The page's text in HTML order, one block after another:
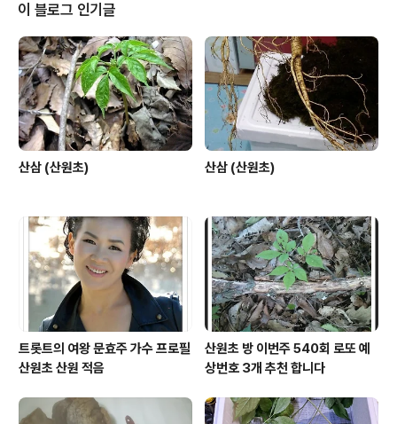
이 블로그 인기글
산삼 (산원초) 산삼 (산원초)
트롯트의 여왕 문효주 가수 프로필
산원초 산원 적음
산원초 방 이번주 540회 로또 예
상번호 3개 추천 합니다